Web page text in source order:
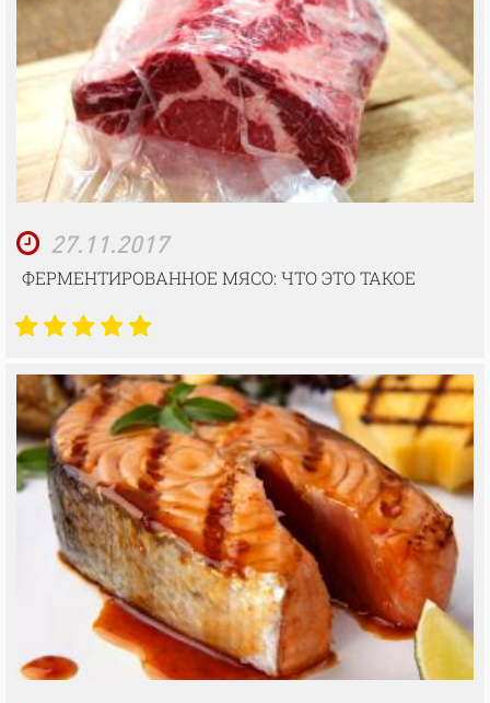
27.11.2017
ФЕРМЕНТИРОВАННОЕ МЯСО: ЧТО ЭТО ТАКОЕ